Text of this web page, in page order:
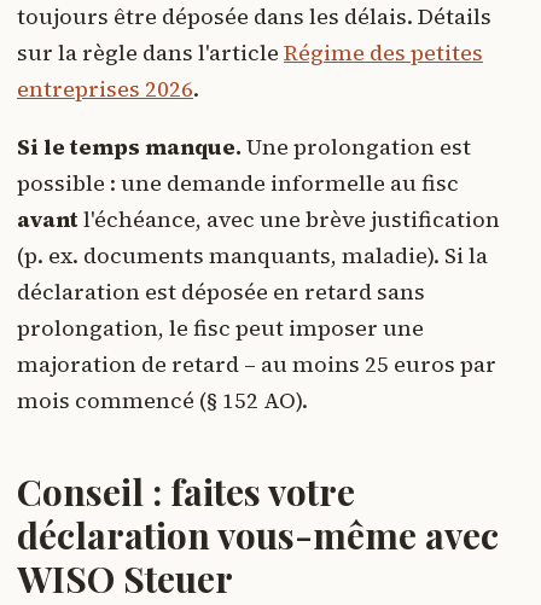
toujours être déposée dans les délais. Détails
sur la règle dans l'article Régime des petites
entreprises 2026.
Si le temps manque. Une prolongation est
possible : une demande informelle au fisc
avantl'échéance, avec une brève justification
(p. ex. documents manquants, maladie). Si la
déclaration est déposée en retard sans
prolongation, le fisc peut imposer une
majoration de retard – au moins 25 euros par
mois commencé (§ 152 AO).
Conseil : faites votre
déclaration vous-même avec
WISO Steuer